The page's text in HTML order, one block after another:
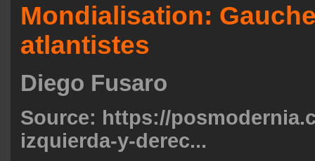
Mondialisation:
atlantistes
Diego Fusaro
Source: https://
izquierda-y-derec...